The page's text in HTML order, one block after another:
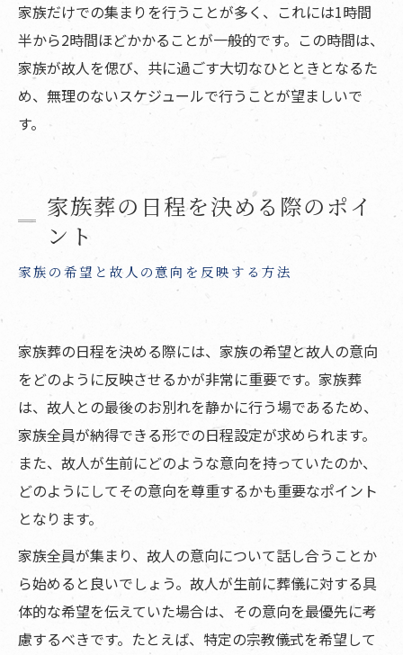
家族だけでの集まりを行うことが多く、これには1時間
半から2時間ほどかかることが一般的です。この時間は、
家族が故人を偲び、共に過ごす大切なひとときとなるた
め、無理のないスケジュールで行うことが望ましいで
す。
家族葬の日程を決める際のポイ
ント
家族の希望と故人の意向を反映する方法
家族葬の日程を決める際には、家族の希望と故人の意向
をどのように反映させるかが非常に重要です。家族葬
は、故人との最後のお別れを静かに行う場であるため、
家族全員が納得できる形での日程設定が求められます。
また、故人が生前にどのような意向を持っていたのか、
どのようにしてその意向を尊重するかも重要なポイント
となります。
家族全員が集まり、故人の意向について話し合うことか
ら始めると良いでしょう。故人が生前に葬儀に対する具
体的な希望を伝えていた場合は、その意向を最優先に考
慮するべきです。たとえば、特定の宗教儀式を希望して